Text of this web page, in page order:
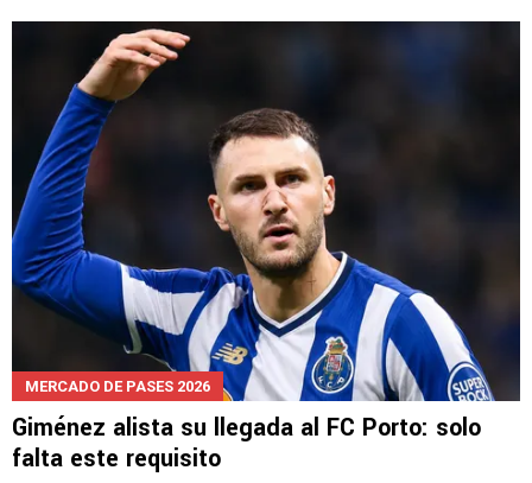
MERCADO DE PASES 2026
Giménez alista su llegada al FC Porto: solo
falta este requisito